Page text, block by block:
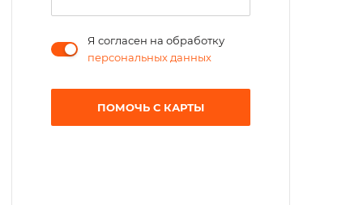
Я согласен на обработку
персональных данных
ПОМОЧЬ С КАРТЫ